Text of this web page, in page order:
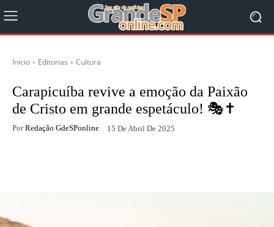
Início Editorias Cultura
Carapicuíba revive a emoção da Paixão
de Cristo em grande espetáculo! 🎭✝️
Por Redação GdeSPonline 15 De Abril De 2025